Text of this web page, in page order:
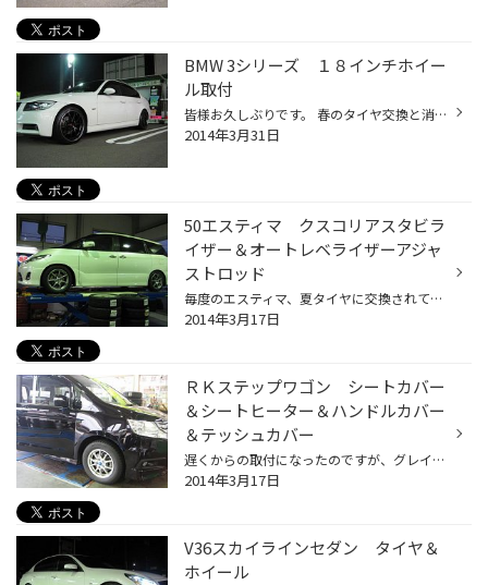
BMW 3シリーズ １８インチホイー
ル取付
皆様お久しぶりです。 春のタイヤ交換と消費税ＵＰのｗ効果なのかバタバタしていて更新出来ませんでしたm(__)m ４月に成り余裕が出来たので、また頑張ってＵＰしますのよろしくお願いします。 今回は去年から予約頂いていたお客様Ｍ様。 色々ホイールを物色して決めたのが、鍛造で有名なボルクレー...
2014年3月31日
50エスティマ クスコリアスタビラ
イザー＆オートレベライザーアジャ
ストロッド
毎度のエスティマ、夏タイヤに交換されて来店。 アライメントはまだですが、高さを微調整するため様子見で今回クスコから出ているリアスタビライザーの取付、それと車高調取付時に下がっていたヘッドライトのオートレベライザーをアジャストロッドにて調整、 お客様いわく、リアスタビを付けてから...
2014年3月17日
ＲＫステップワゴン シートカバー
＆シートヒーター＆ハンドルカバー
＆テッシュカバー
遅くからの取付になったのですが、グレイスシートカバー＆ハンドルカバー＆テッシュカバーそれにクラッツィオのシートヒーターの取付‼ 取付後の画像撮り忘れてすいません(._.) グレイス ＲＥmixαのブラックにレッドステッチ設定。 座り心地も良く価格もお手頃なのでオススメです。 お買上ありがと...
2014年3月17日
V36スカイラインセダン タイヤ＆
ホイール